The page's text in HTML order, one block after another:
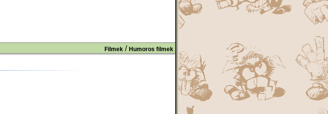
Filmek/ Humoros filmek